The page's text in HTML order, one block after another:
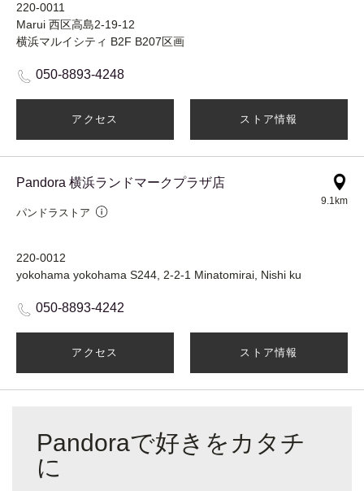
220-0011
Marui 西区高島2-19-12
横浜マルイシティ B2F B207区画
050-8893-4248
アクセス ストア情報
Pandora 横浜ランドマークプラザ店
パンドラストア
9.1km
220-0012
yokohama yokohama S244, 2-2-1 Minatomirai, Nishi ku
050-8893-4242
アクセス ストア情報
Pandoraで好きをカタチ
に